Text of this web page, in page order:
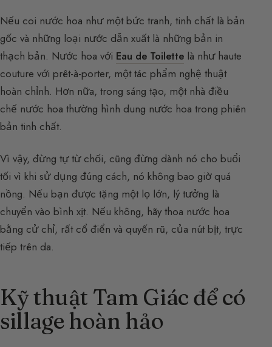
Nếu coi nước hoa như một bức tranh, tinh chất là bản
gốc và những loại nước dẫn xuất là những bản in
thạch bản. Nước hoa với Eau de Toilette là như haute
couture với prêt-à-porter, một tác phẩm nghệ thuật
hoàn chỉnh. Hơn nữa, trong sáng tạo, một nhà điều
chế nước hoa thường hình dung nước hoa trong phiên
bản tinh chất.
Vì vậy, đừng tự từ chối, cũng đừng dành nó cho buổi
tối vì khi sử dụng đúng cách, nó không bao giờ quá
nồng. Nếu bạn được tặng một lọ lớn, lý tưởng là
chuyển vào bình xịt. Nếu không, hãy thoa nước hoa
bằng cử chỉ, rất cổ điển và quyến rũ, của nút bịt, trực
tiếp trên da.
Kỹ thuật Tam Giác để có
sillage hoàn hảo